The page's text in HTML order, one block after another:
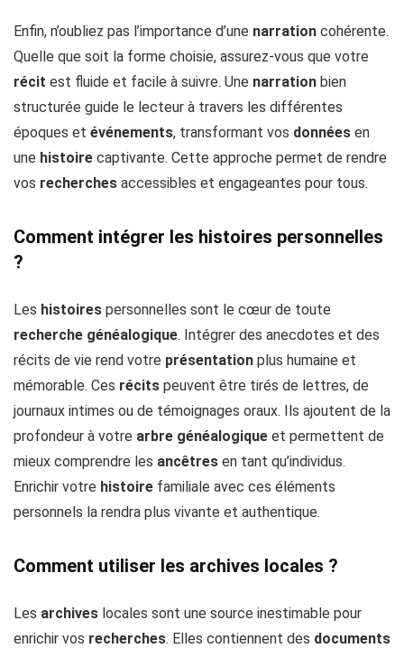
Enfin, n’oubliez pas l’importance d’une narration cohérente.
Quelle que soit la forme choisie, assurez-vous que votre
récit est fluide et facile à suivre. Une narration bien
structurée guide le lecteur à travers les différentes
époques et événements, transformant vos données en
une histoire captivante. Cette approche permet de rendre
vos recherches accessibles et engageantes pour tous.
Comment intégrer les histoires personnelles
?
Les histoires personnelles sont le cœur de toute
recherche généalogique. Intégrer des anecdotes et des
récits de vie rend votre présentation plus humaine et
mémorable. Ces récits peuvent être tirés de lettres, de
journaux intimes ou de témoignages oraux. Ils ajoutent de la
profondeur à votre arbre généalogique et permettent de
mieux comprendre les ancêtres en tant qu’individus.
Enrichir votre histoire familiale avec ces éléments
personnels la rendra plus vivante et authentique.
Comment utiliser les archives locales ?
Les archives locales sont une source inestimable pour
enrichir vos recherches. Elles contiennent des documents